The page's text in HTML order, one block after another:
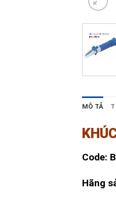
MÔ TẢ
Code:
Hãng